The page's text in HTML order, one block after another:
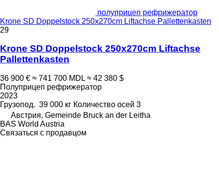
полуприцеп рефрижератор
Krone SD Doppelstock 250x270cm Liftachse Pallettenkasten
29
Krone SD Doppelstock 250x270cm Liftachse
Pallettenkasten
36 900 € ≈ 741 700 MDL ≈ 42 380 $
Полуприцеп рефрижератор
2023
Грузопод. 39 000 кг Количество осей 3
Австрия, Gemeinde Bruck an der Leitha
BAS World Austria
Связаться с продавцом